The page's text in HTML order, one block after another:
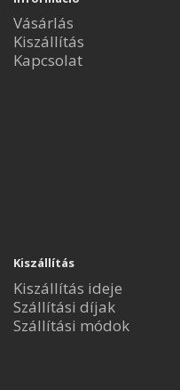
Vásárlás
Kiszállítás
Kapcsolat
Kiszállítás
Kiszállítás ideje
Szállítási díjak
Szállítási módok